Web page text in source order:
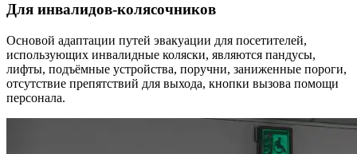
Для инвалидов-колясочников
Основой адаптации путей эвакуации для посетителей,
использующих инвалидные коляски, являются пандусы,
лифты, подъёмные устройства, поручни, заниженные пороги,
отсутствие препятствий для выхода, кнопки вызова помощи
персонала.